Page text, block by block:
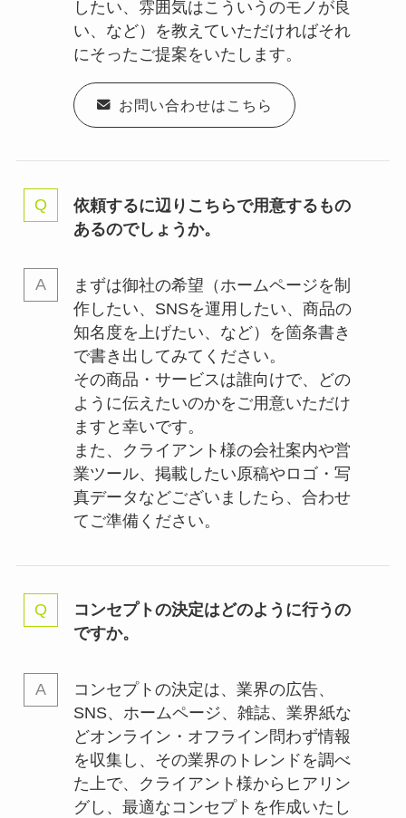
したい、雰囲気はこういうのモノが良
い、など）を教えていただければそれ
にそったご提案をいたします。
お問い合わせはこちら
依頼するに辺りこちらで用意するもの
あるのでしょうか。
まずは御社の希望（ホームページを制
作したい、SNSを運用したい、商品の
知名度を上げたい、など）を箇条書き
で書き出してみてください。
その商品・サービスは誰向けで、どの
ように伝えたいのかをご用意いただけ
ますと幸いです。
また、クライアント様の会社案内や営
業ツール、掲載したい原稿やロゴ・写
真データなどございましたら、合わせ
てご準備ください。
コンセプトの決定はどのように行うの
ですか。
コンセプトの決定は、業界の広告、
SNS、ホームページ、雑誌、業界紙な
どオンライン・オフライン問わず情報
を収集し、その業界のトレンドを調べ
た上で、クライアント様からヒアリン
グし、最適なコンセプトを作成いたし